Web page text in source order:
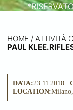
HOME / ATTIVITÀ
PAUL KLEE.
DATA:23.11.2018 |
LOCATION: